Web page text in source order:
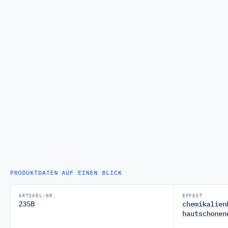
PRODUKTDATEN AUF EINEN BLICK
ARTIKEL-NR.
235B
EFFEKT